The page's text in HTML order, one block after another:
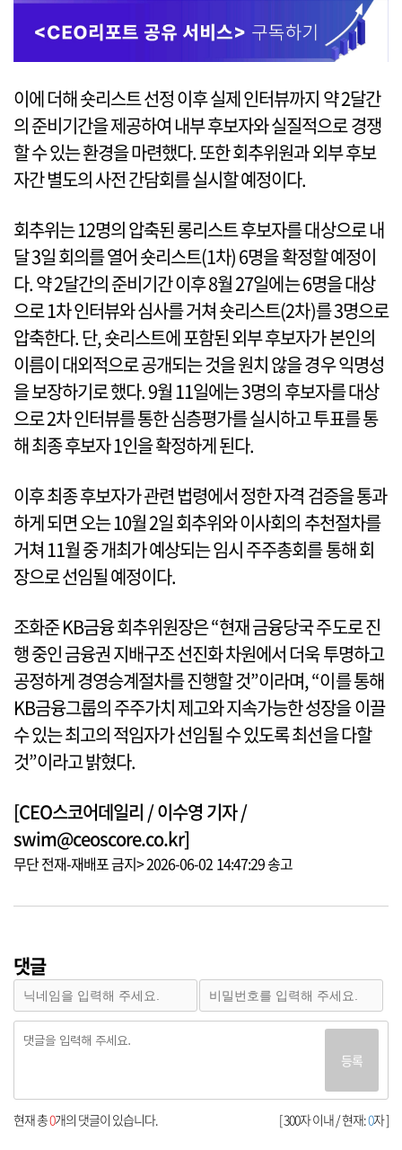
이에 더해 숏리스트 선정 이후 실제 인터뷰까지 약 2달간
의 준비기간을 제공하여 내부 후보자와 실질적으로 경쟁
할 수 있는 환경을 마련했다. 또한 회추위원과 외부 후보
자간 별도의 사전 간담회를 실시할 예정이다.
회추위는 12명의 압축된 롱리스트 후보자를 대상으로 내
달 3일 회의를 열어 숏리스트(1차) 6명을 확정할 예정이
다. 약 2달간의 준비기간 이후 8월 27일에는 6명을 대상
으로 1차 인터뷰와 심사를 거쳐 숏리스트(2차)를 3명으로
압축한다. 단, 숏리스트에 포함된 외부 후보자가 본인의
이름이 대외적으로 공개되는 것을 원치 않을 경우 익명성
을 보장하기로 했다. 9월 11일에는 3명의 후보자를 대상
으로 2차 인터뷰를 통한 심층평가를 실시하고 투표를 통
해 최종 후보자 1인을 확정하게 된다.
이후 최종 후보자가 관련 법령에서 정한 자격 검증을 통과
하게 되면 오는 10월 2일 회추위와 이사회의 추천절차를
거쳐 11월 중 개최가 예상되는 임시 주주총회를 통해 회
장으로 선임될 예정이다.
조화준 KB금융 회추위원장은 “현재 금융당국 주도로 진
행 중인 금융권 지배구조 선진화 차원에서 더욱 투명하고
공정하게 경영승계절차를 진행할 것”이라며, “이를 통해
KB금융그룹의 주주가치 제고와 지속가능한 성장을 이끌
수 있는 최고의 적임자가 선임될 수 있도록 최선을 다할
것”이라고 밝혔다.
[CEO스코어데일리 / 이수영 기자 /
swim@ceoscore.co.kr]
무단 전재-재배포 금지> 2026-06-02 14:47:29 송고
댓글
등록
[ 300자 이내 / 현재:0자 ]
현재 총0개의 댓글이 있습니다.